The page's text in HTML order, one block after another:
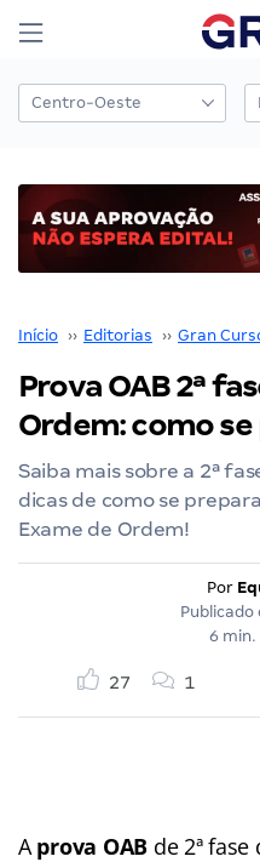
Início ›› Editorias ›› Gran
Prova OAB 2ª
Ordem: como
Saiba mais sobre a 2ª
dicas de como se
Exame de Ordem!
Por
Publicado
6
27 1
Aprova OAB de 2ª fase